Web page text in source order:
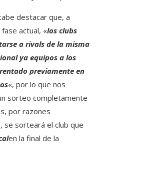
destacar que, a
actual, «los clubs
a rivals de la misma
ya equipos a los
previamente en
«, por lo que nos
sorteo completamente
por razones
se sorteará el club que
en la final de la